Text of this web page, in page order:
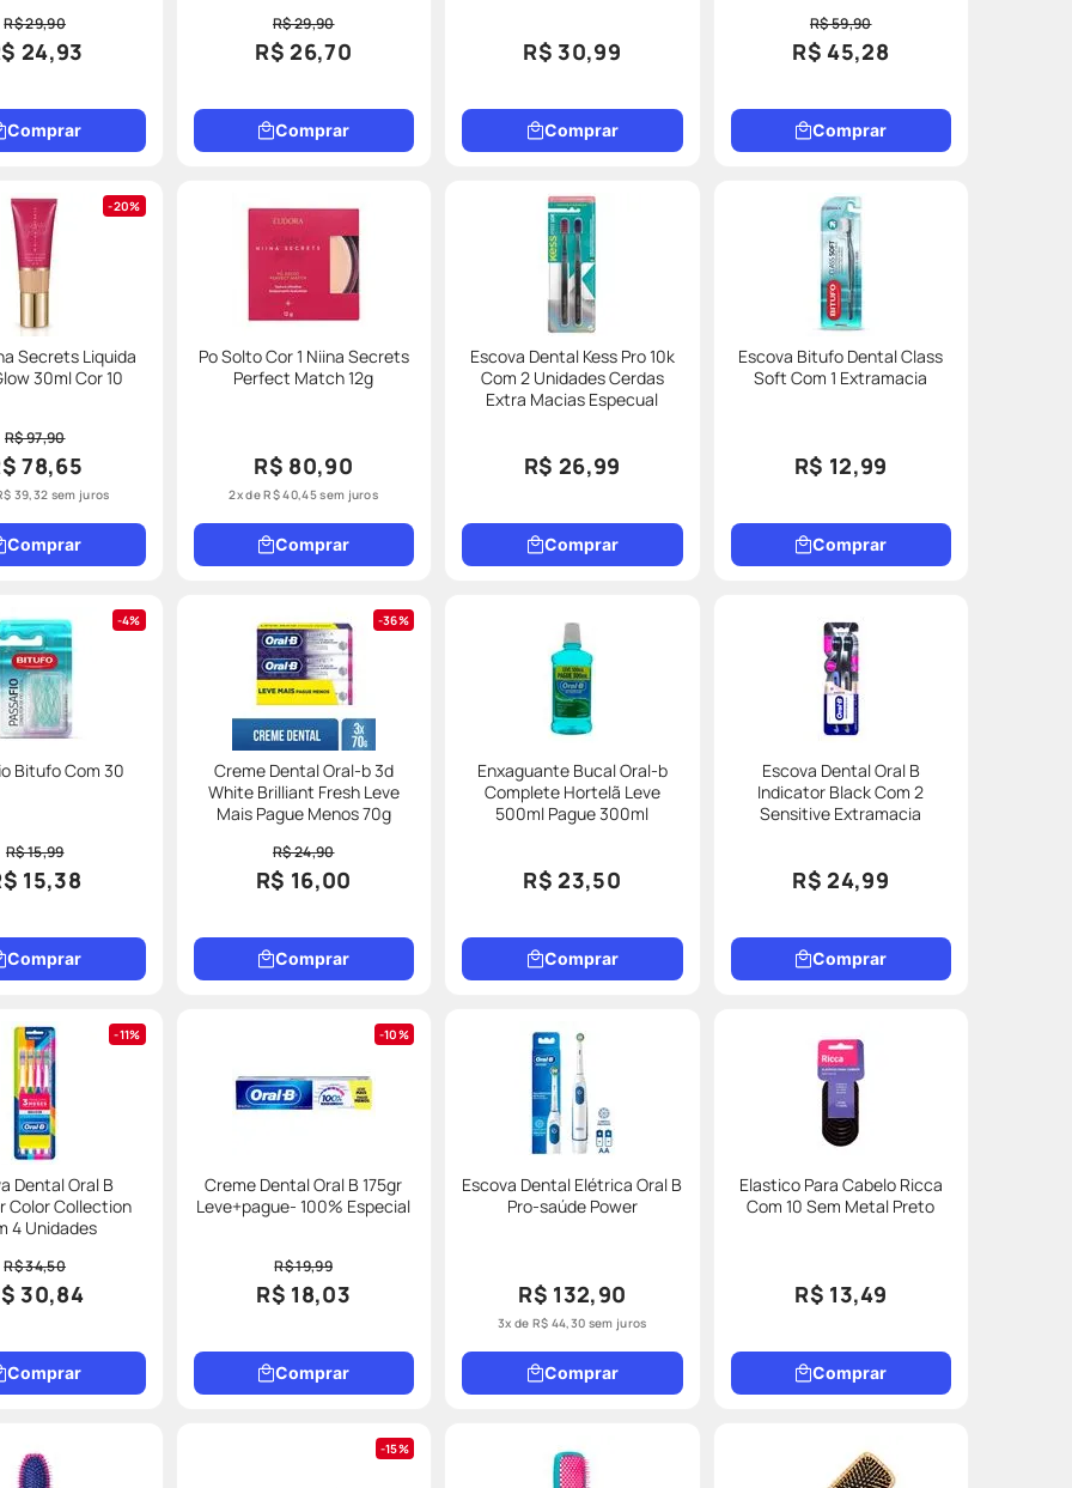
R$ 29,90
24,93
Comprar
R$ 29,90
R$ 26,70
Comprar
R$ 30,99
Comprar
R$ 59,90
R$ 45,28
Comprar
20%
Secrets Liquida
30ml Cor 10
R$ 97,90
78,65
39,32 sem juros
Comprar
Po Solto Cor 1 Niina Secrets
Perfect Match 12g
R$ 80,90
2x deR$40,45sem juros
Comprar
Escova Dental Kess Pro 10k
Com 2 Unidades Cerdas
Extra Macias Especual
R$ 26,99
Comprar
Escova Bitufo Dental Class
Soft Com 1 Extramacia
R$ 12,99
Comprar
4%
Bitufo Com 30
R$ 15,99
15,38
Comprar
36%
Creme Dental Oral-b 3d
White Brilliant Fresh Leve
Mais Pague Menos 70g
R$ 24,90
R$ 16,00
Comprar
Enxaguante Bucal Oral-b
Complete Hortelã Leve
500ml Pague 300ml
R$ 23,50
Comprar
Escova Dental Oral B
Indicator Black Com 2
Sensitive Extramacia
R$ 24,99
Comprar
11%
Dental Oral B
Color Collection
4 Unidades
R$ 34,50
30,84
Comprar
10%
Creme Dental Oral B 175gr
Leve+pague- 100% Especial
R$ 19,99
R$ 18,03
Comprar
Escova Dental Elétrica Oral B
Pro-saúde Power
R$ 132,90
3x de R$ 44,30 sem juros
Comprar
Elastico Para Cabelo Ricca
Com 10 Sem Metal Preto
R$ 13,49
Comprar
15%